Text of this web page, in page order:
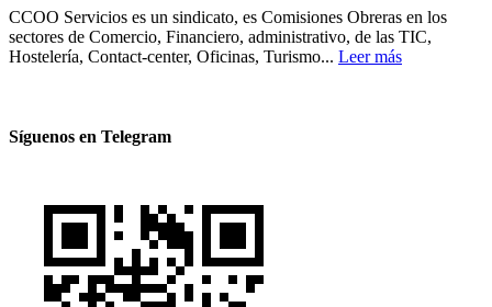
CCOO Servicios es un sindicato, es Comisiones Obreras en los
sectores de Comercio, Financiero, administrativo, de las TIC,
Hostelería, Contact-center, Oficinas, Turismo... Leer más
Síguenos en Telegram